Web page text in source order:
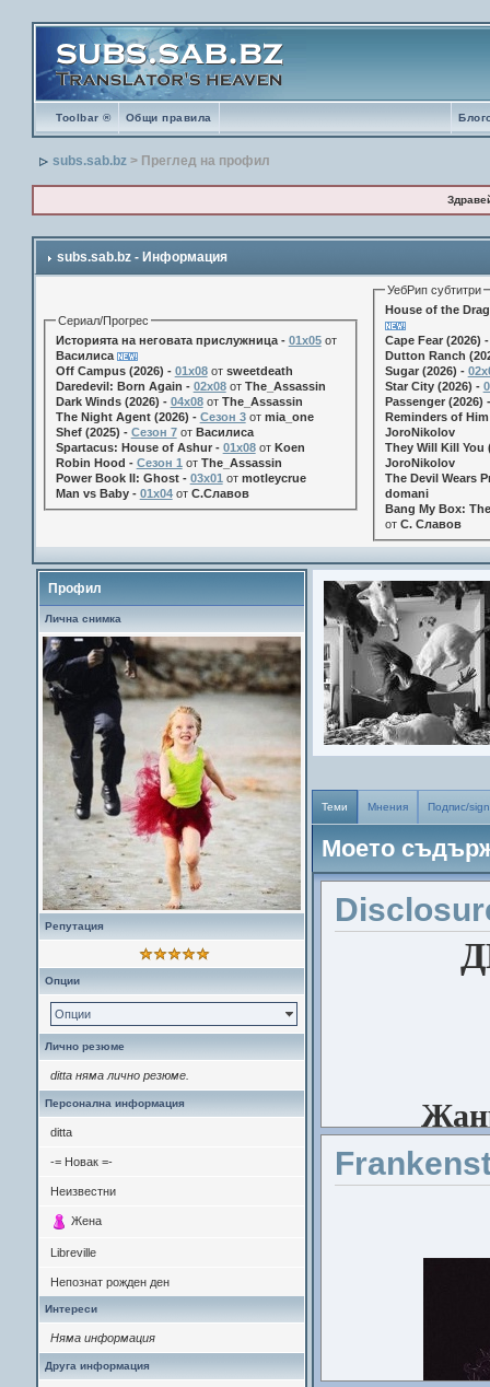
Toolbar ® Общи правила
subs.sab.bz > Преглед на профил
subs.sab.bz - Информация
Сериал/Прогрес
Историята на неговата прислужница - 01х05от
Василиса
Off Campus (2026) - 01x08от sweetdeath
Daredevil: Born Again - 02x08от The_Assassin
Dark Winds (2026) - 04x08от The_Assassin
The Night Agent (2026) - Сезон 3от mia_one
Shef (2025) - Сезон 7от Василиса
Spartacus: House of Ashur - 01x08от Koen
Robin Hood - Сезон 1 от The_Assassin
Power Book II: Ghost - 03x01 от motleycrue
Man vs Baby - 01x04от С.Славов
УебРип субтитри
House of the
Cape Fear (2026)
Dutton Ranch
Sugar (2026) -
Star City (2026) -
Passenger (2026)
Reminders of
JoroNikolov
They Will Kill You
JoroNikolov
The Devil Wears
domani
Bang My Box:
от С. Славов
Профил
Лична снимка
Репутация
Опции
Опции
Лично резюме
ditta няма лично резюме.
Персонална информация
ditta
-= Новак =-
Неизвестни
Жена
Libreville
Непознат рожден ден
Интереси
Няма информация
Друга информация
Теми Мнения Подпис/
Моето